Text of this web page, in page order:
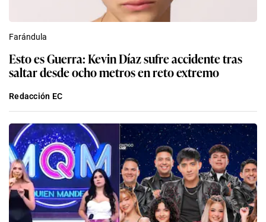
Farándula
Esto es Guerra: Kevin Díaz sufre accidente tras
saltar desde ocho metros en reto extremo
Redacción EC